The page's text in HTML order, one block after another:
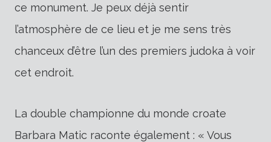
ce monument. Je peux déjà sentir
l’atmosphère de ce lieu et je me sens très
chanceux d’être l’un des premiers judoka à voir
cet endroit.
La double championne du monde croate
Barbara Matic raconte également : « Vous